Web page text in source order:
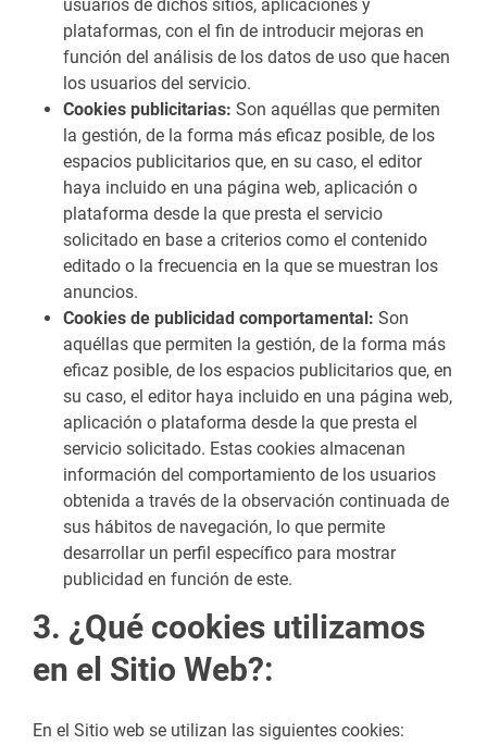
usuarios de dichos sitios, aplicaciones y
plataformas, con el fin de introducir mejoras en
función del análisis de los datos de uso que hacen
los usuarios del servicio.
Cookies publicitarias: Son aquéllas que permiten
la gestión, de la forma más eficaz posible, de los
espacios publicitarios que, en su caso, el editor
haya incluido en una página web, aplicación o
plataforma desde la que presta el servicio
solicitado en base a criterios como el contenido
editado o la frecuencia en la que se muestran los
anuncios.
Cookies de publicidad comportamental: Son
aquéllas que permiten la gestión, de la forma más
eficaz posible, de los espacios publicitarios que, en
su caso, el editor haya incluido en una página web,
aplicación o plataforma desde la que presta el
servicio solicitado. Estas cookies almacenan
información del comportamiento de los usuarios
obtenida a través de la observación continuada de
sus hábitos de navegación, lo que permite
desarrollar un perfil específico para mostrar
publicidad en función de este.
3. ¿Qué cookies utilizamos
en el Sitio Web?:
En el Sitio web se utilizan las siguientes cookies: